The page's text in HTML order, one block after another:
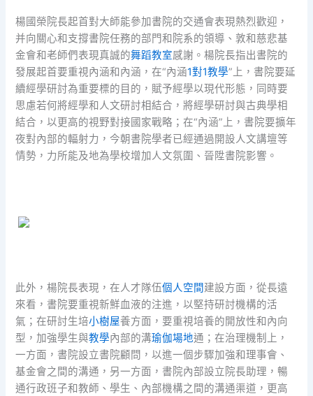
楊國榮院長起首對大師能參加書院的交通會表現熱烈歡迎，
并向關心和支撐書院任務的部門和院系的領導、敦和慈悲基
金會和老師們表現真誠的舞蹈教室感謝。楊院長指出書院的
發展起首要重視內涵和內涵，在“內涵1對1教學”上，書院要延
續經學研討為重要標的目的，賦予經學以現代形態，同時要
思慮若何將經學和人文研討相結合，將經學研討與古典學相
結合，以更高的視野對接國家戰略；在“內涵”上，書院要擴年
夜對內部的輻射力，今朝書院學者已經通過開設人文講壇等
情勢，力所能及地為學校增加人文氛圍、晉陞書院影響。
此外，楊院長表現，在人才隊伍個人空間建設方面，從長遠
來看，書院要重視新鮮血液的注進，以堅持研討機構的活
氣；在研討生培小樹屋養方面，要重視培養的開放性和內向
型，加強學生與教學內部的溝瑜伽場地通；在治理機制上，
一方面，書院設立書院顧問，以進一個步驟加強和理事會、
基金會之間的溝通，另一方面，書院內部設立院長助理，暢
通行政班子和教師、學生、內部機構之間的溝通渠道，更高